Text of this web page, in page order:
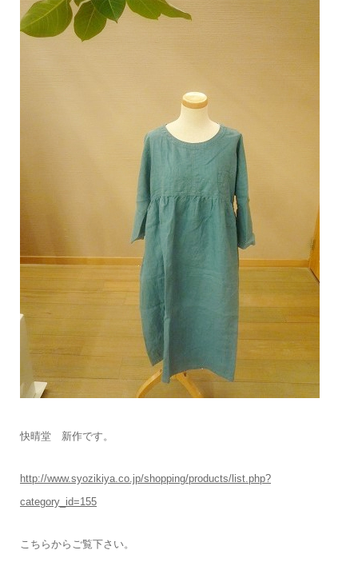
快晴堂 新作です。
http://www.syozikiya.co.jp/shopping/products/list.php?
category_id=155
こちらからご覧下さい。